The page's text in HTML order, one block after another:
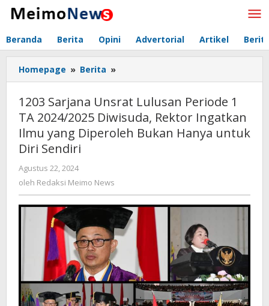
Lewati
Beranda Berita Opini Advertorial Artikel
Homepage » Berita »
Sarjana
Lulusan
Periode
1
Ingatkan
Ilmu
yang
Diperoleh
Bukan
Hanya
untuk
Diri
Sendiri
1203 Sarjana Unsrat Lulusan Periode 1
TA 2024/2025 Diwisuda, Rektor Ingatkan
Ilmu yang Diperoleh Bukan Hanya untuk
Diri Sendiri
Agustus 22, 2024
Redaksi
News
oleh Redaksi Meimo News